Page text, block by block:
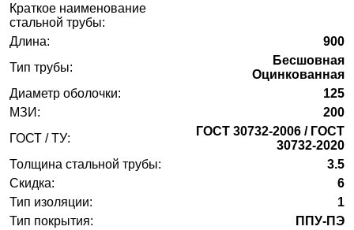
Краткое наименование
стальной трубы:
Длина:
900
Тип трубы:
Бесшовная
Оцинкованная
Диаметр оболочки:
125
МЗИ:
200
ГОСТ / ТУ:
ГОСТ 30732-2006 / ГОСТ
30732-2020
Толщина стальной трубы:
3.5
Скидка:
6
Тип изоляции:
1
Тип покрытия:
ППУ-ПЭ